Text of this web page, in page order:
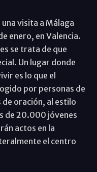
visita a Málaga
enero, en Valencia.
se trata de que
Un lugar donde
es lo que el
por personas de
oración, al estilo
de 20.000 jóvenes
actos en la
el centro